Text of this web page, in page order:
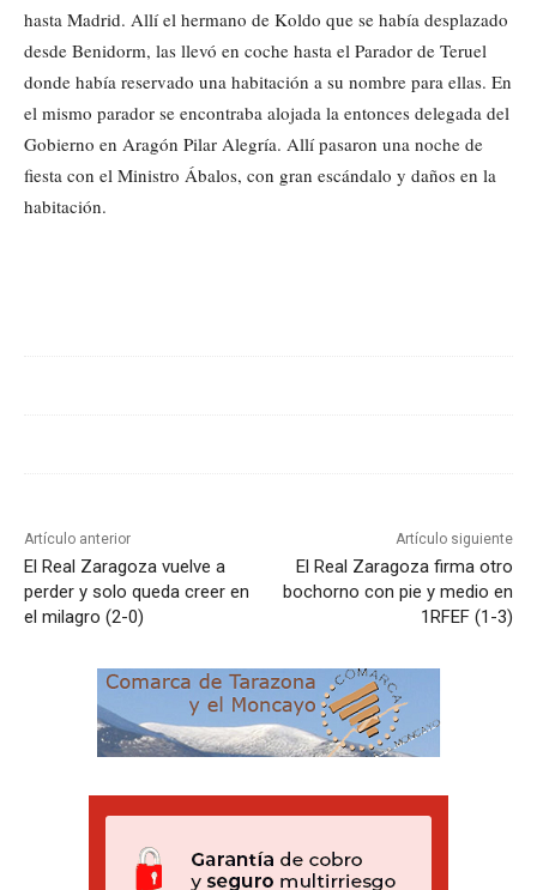
hasta Madrid. Allí el hermano de Koldo que se había desplazado
desde Benidorm, las llevó en coche hasta el Parador de Teruel
donde había reservado una habitación a su nombre para ellas. En
el mismo parador se encontraba alojada la entonces delegada del
Gobierno en Aragón Pilar Alegría. Allí pasaron una noche de
fiesta con el Ministro Ábalos, con gran escándalo y daños en la
habitación.
Artículo anterior
El Real Zaragoza vuelve a
perder y solo queda creer en
el milagro (2-0)
Artículo siguiente
El Real Zaragoza firma otro
bochorno con pie y medio en
1RFEF (1-3)